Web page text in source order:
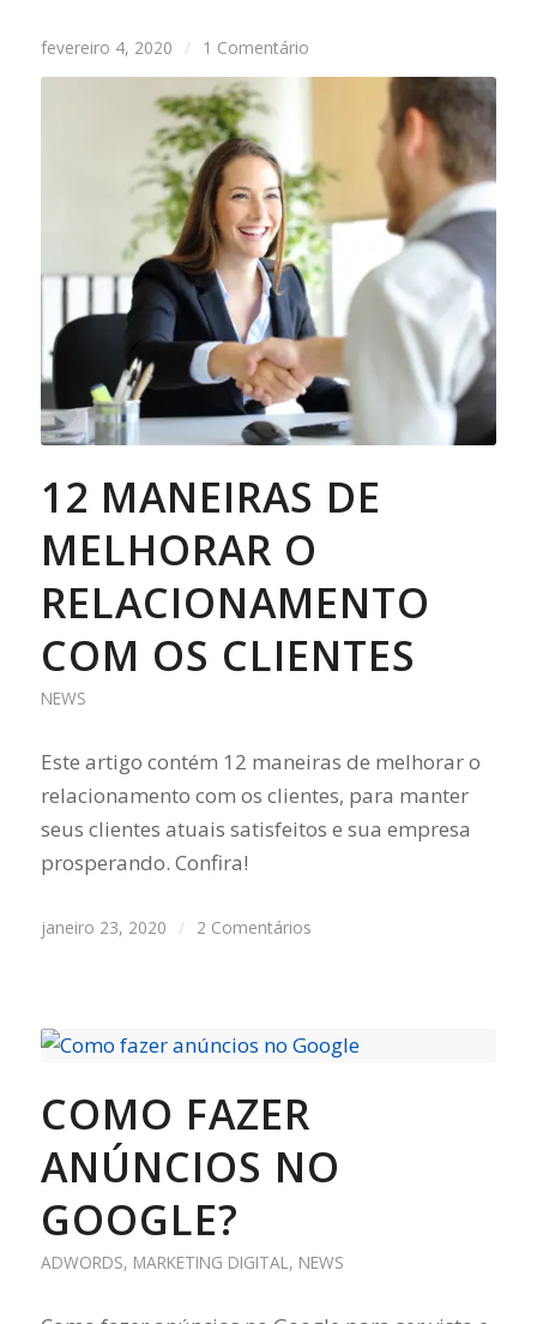
fevereiro 4, 2020 / 1 Comentário
12 MANEIRAS DE
MELHORAR O
RELACIONAMENTO
COM OS CLIENTES
NEWS
Este artigo contém 12 maneiras de melhorar o
relacionamento com os clientes, para manter
seus clientes atuais satisfeitos e sua empresa
prosperando. Confira!
janeiro 23, 2020 / 2 Comentários
COMO FAZER
ANÚNCIOS NO
GOOGLE?
ADWORDS, MARKETING DIGITAL, NEWS